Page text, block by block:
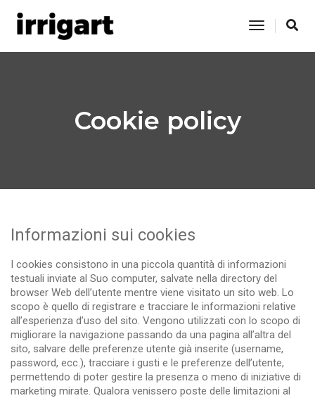
Toggle
Cookie policy
Informazioni sui cookies
I cookies consistono in una piccola quantità di informazioni
testuali inviate al Suo computer, salvate nella directory del
browser Web dell’utente mentre viene visitato un sito web. Lo
scopo è quello di registrare e tracciare le informazioni relative
all’esperienza d’uso del sito. Vengono utilizzati con lo scopo di
migliorare la navigazione passando da una pagina all’altra del
sito, salvare delle preferenze utente già inserite (username,
password, ecc.), tracciare i gusti e le preferenze dell’utente,
permettendo di poter gestire la presenza o meno di iniziative di
marketing mirate. Qualora venissero poste delle limitazioni al